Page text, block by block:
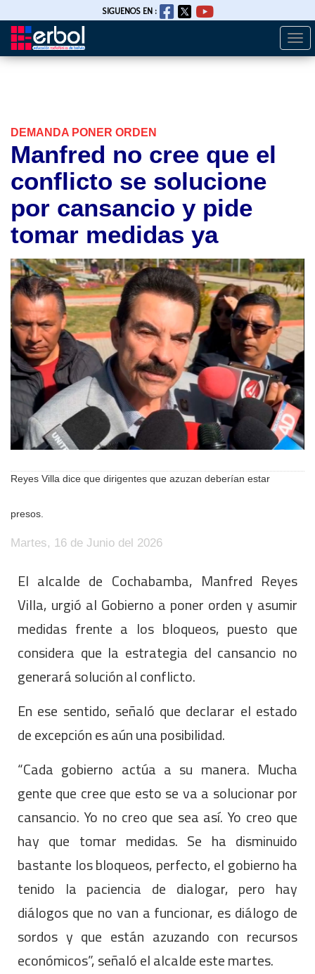
Pasar
SIGUENOS EN :
DEMANDA PONER ORDEN
Manfred no cree que el
conflicto se solucione
por cansancio y pide
tomar medidas ya
Reyes Villa dice que dirigentes que azuzan deberían estar
presos.
Martes, 16 de Junio del 2026
El alcalde de Cochabamba, Manfred Reyes
Villa, urgió al Gobierno a poner orden y asumir
medidas frente a los bloqueos, puesto que
considera que la estrategia del cansancio no
generará solución al conflicto.
En ese sentido, señaló que declarar el estado
de excepción es aún una posibilidad.
“Cada gobierno actúa a su manera. Mucha
gente que cree que esto se va a solucionar por
cansancio. Yo no creo que sea así. Yo creo que
hay que tomar medidas. Se ha disminuido
bastante los bloqueos, perfecto, el gobierno ha
tenido la paciencia de dialogar, pero hay
diálogos que no van a funcionar, es diálogo de
sordos y que están azuzando con recursos
económicos”, señaló el alcalde este martes.